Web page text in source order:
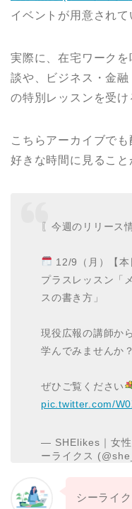
イベントが用意されて
実際に、在宅ワーク
談や、ビジネス・金
の特別レッスンを受け
こちらアーカイブで
好きな時間に見ること
〖今週のリリース
12/9（月）【本
プラスレッスン「
スの書き方」
現役広報の講師か
学んでみませんか？
ぜひご覧ください
pic.twitter.com/
— SHElikes｜女性
ーライクス
シーライ